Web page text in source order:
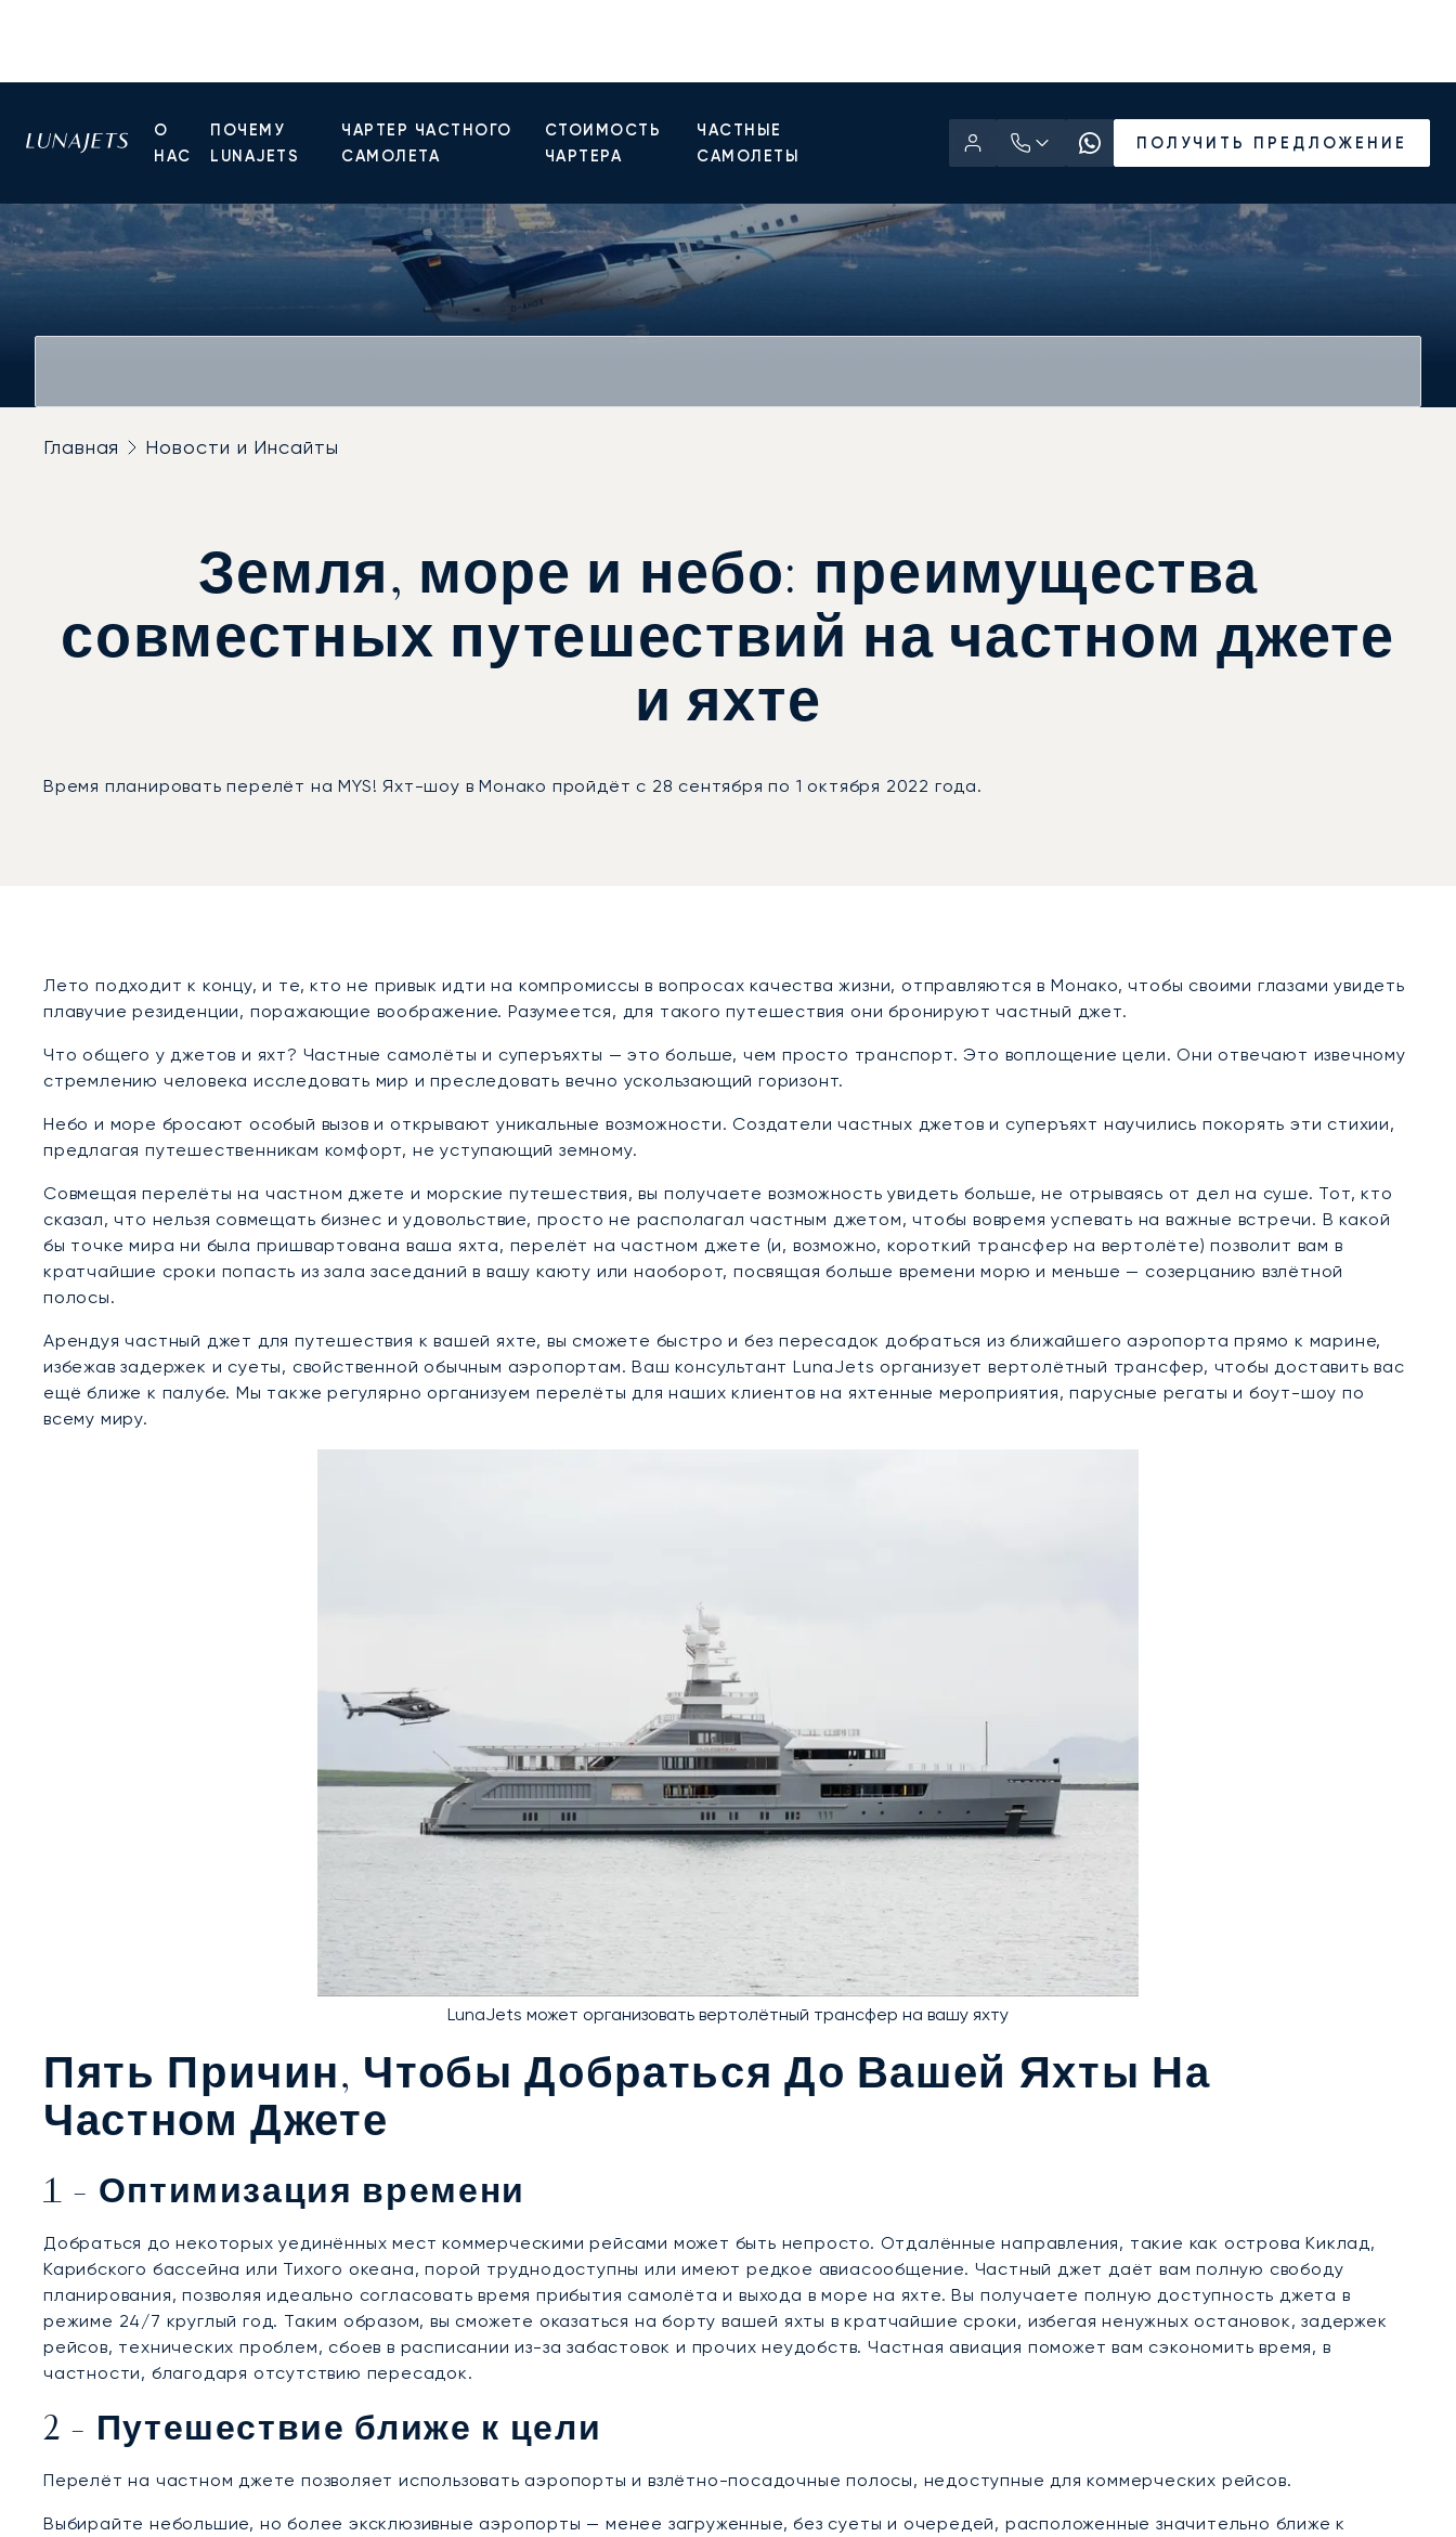
О
НАС
ПОЧЕМУ
LUNAJETS
ЧАРТЕР ЧАСТНОГО
САМОЛЕТА
СТОИМОСТЬ
ЧАРТЕРА
ЧАСТНЫЕ
САМОЛЕТЫ
ПОЛУЧИТЬ ПРЕДЛОЖЕНИЕ
Главная Новости и Инсайты
Земля, море и небо: преимущества
совместных путешествий на частном джете
и яхте
Время планировать перелёт на MYS! Яхт-шоу в Монако пройдёт с 28 сентября по 1 октября 2022 года.
Лето подходит к концу, и те, кто не привык идти на компромиссы в вопросах качества жизни, отправляются в Монако, чтобы своими глазами увидеть
плавучие резиденции, поражающие воображение. Разумеется, для такого путешествия они бронируют частный джет.
Что общего у джетов и яхт? Частные самолёты и суперъяхты — это больше, чем просто транспорт. Это воплощение цели. Они отвечают извечному
стремлению человека исследовать мир и преследовать вечно ускользающий горизонт.
Небо и море бросают особый вызов и открывают уникальные возможности. Создатели частных джетов и суперъяхт научились покорять эти стихии,
предлагая путешественникам комфорт, не уступающий земному.
Совмещая перелёты на частном джете и морские путешествия, вы получаете возможность увидеть больше, не отрываясь от дел на суше. Тот, кто
сказал, что нельзя совмещать бизнес и удовольствие, просто не располагал частным джетом, чтобы вовремя успевать на важные встречи. В какой
бы точке мира ни была пришвартована ваша яхта, перелёт на частном джете (и, возможно, короткий трансфер на вертолёте) позволит вам в
кратчайшие сроки попасть из зала заседаний в вашу каюту или наоборот, посвящая больше времени морю и меньше — созерцанию взлётной
полосы.
Арендуя частный джет для путешествия к вашей яхте, вы сможете быстро и без пересадок добраться из ближайшего аэропорта прямо к марине,
избежав задержек и суеты, свойственной обычным аэропортам. Ваш консультант LunaJets организует вертолётный трансфер, чтобы доставить вас
ещё ближе к палубе. Мы также регулярно организуем перелёты для наших клиентов на яхтенные мероприятия, парусные регаты и боут-шоу по
всему миру.
LunaJets может организовать вертолётный трансфер на вашу яхту
Пять Причин, Чтобы Добраться До Вашей Яхты На
Частном Джете
1 - Оптимизация времени
Добраться до некоторых уединённых мест коммерческими рейсами может быть непросто. Отдалённые направления, такие как острова Киклад,
Карибского бассейна или Тихого океана, порой труднодоступны или имеют редкое авиасообщение. Частный джет даёт вам полную свободу
планирования, позволяя идеально согласовать время прибытия самолёта и выхода в море на яхте. Вы получаете полную доступность джета в
режиме 24/7 круглый год. Таким образом, вы сможете оказаться на борту вашей яхты в кратчайшие сроки, избегая ненужных остановок, задержек
рейсов, технических проблем, сбоев в расписании из-за забастовок и прочих неудобств. Частная авиация поможет вам сэкономить время, в
частности, благодаря отсутствию пересадок.
2 - Путешествие ближе к цели
Перелёт на частном джете позволяет использовать аэропорты и взлётно-посадочные полосы, недоступные для коммерческих рейсов.
Выбирайте небольшие, но более эксклюзивные аэропорты — менее загруженные, без суеты и очередей, расположенные значительно ближе к